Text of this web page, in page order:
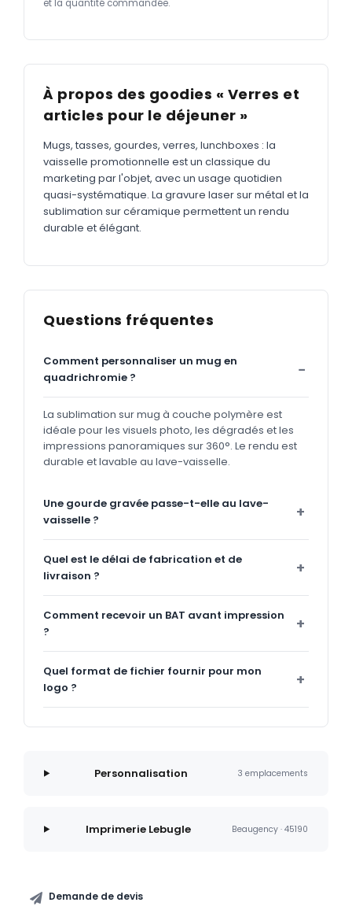
et la quantité commandée.
À propos des goodies « Verres et
articles pour le déjeuner »
Mugs, tasses, gourdes, verres, lunchboxes : la
vaisselle promotionnelle est un classique du
marketing par l'objet, avec un usage quotidien
quasi-systématique. La gravure laser sur métal et la
sublimation sur céramique permettent un rendu
durable et élégant.
Questions fréquentes
Comment personnaliser un mug en
quadrichromie ?
La sublimation sur mug à couche polymère est
idéale pour les visuels photo, les dégradés et les
impressions panoramiques sur 360°. Le rendu est
durable et lavable au lave-vaisselle.
Une gourde gravée passe-t-elle au lave-
vaisselle ?
Quel est le délai de fabrication et de
livraison ?
Comment recevoir un BAT avant impression
?
Quel format de fichier fournir pour mon
logo ?
Personnalisation 3 emplacements
Imprimerie Lebugle Beaugency · 45190
Demande de devis